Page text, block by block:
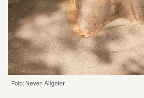
Foto: Neven Allgeier